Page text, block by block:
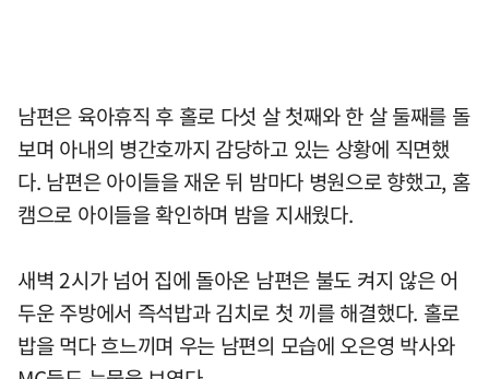
남편은 육아휴직 후 홀로 다섯 살 첫째와 한 살 둘째를 돌
보며 아내의 병간호까지 감당하고 있는 상황에 직면했
다. 남편은 아이들을 재운 뒤 밤마다 병원으로 향했고, 홈
캠으로 아이들을 확인하며 밤을 지새웠다.
새벽 2시가 넘어 집에 돌아온 남편은 불도 켜지 않은 어
두운 주방에서 즉석밥과 김치로 첫 끼를 해결했다. 홀로
밥을 먹다 흐느끼며 우는 남편의 모습에 오은영 박사와